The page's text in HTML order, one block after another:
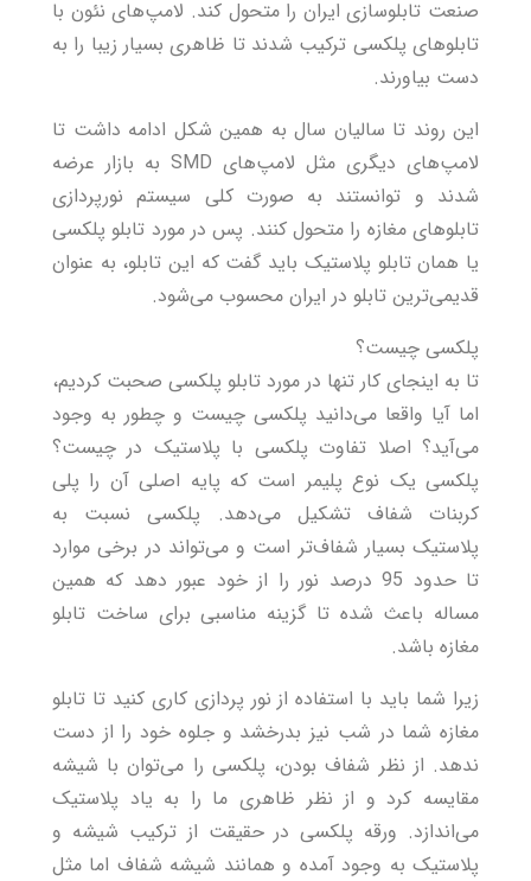
صنعت تابلوسازی ایران را متحول کند. لامپ‌های نئون با
تابلوهای پلکسی ترکیب شدند تا ظاهری بسیار زیبا را به
دست بیاورند.
این روند تا سالیان سال به همین شکل ادامه داشت تا
لامپ‌های دیگری مثل لامپ‌های SMD به بازار عرضه
شدند و توانستند به صورت کلی سیستم نورپردازی
تابلو‌های مغازه را متحول کنند. پس در مورد تابلو پلکسی
یا همان تابلو پلاستیک باید گفت که این تابلو، به عنوان
قدیمی‌ترین تابلو در ایران محسوب می‌شود.
پلکسی چیست؟
تا به اینجای کار تنها در مورد تابلو پلکسی صحبت کردیم،
اما آیا واقعا می‌دانید پلکسی چیست و چطور به وجود
می‌آید؟ اصلا تفاوت پلکسی با پلاستیک در چیست؟
پلکسی یک نوع پلیمر است که پایه اصلی آن را پلی
کربنات شفاف تشکیل می‌دهد. پلکسی نسبت به
پلاستیک بسیار شفاف‌تر است و می‌تواند در برخی موارد
تا حدود 95 درصد نور را از خود عبور دهد که همین
مساله باعث شده تا گزینه مناسبی برای ساخت تابلو
مغازه باشد.
زیرا شما باید با استفاده از نور پردازی کاری کنید تا تابلو
مغازه شما در شب نیز بدرخشد و جلوه خود را از دست
ندهد‌. از نظر شفاف بودن، پلکسی را می‌توان با شیشه
مقایسه کرد و از نظر ظاهری ما را به یاد پلاستیک
می‌اندازد. ورقه پلکسی در حقیقت از ترکیب شیشه و
پلاستیک به وجود آمده و همانند شیشه شفاف اما مثل